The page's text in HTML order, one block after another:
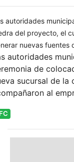
autoridades
del proyecto, el
nuevas fuentes
autoridades
de
sucursal de la
al